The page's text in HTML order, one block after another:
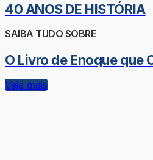
40 ANOS DE HISTÓRIA
SAIBA TUDO SOBRE
O Livro de Enoque que
Veja mais